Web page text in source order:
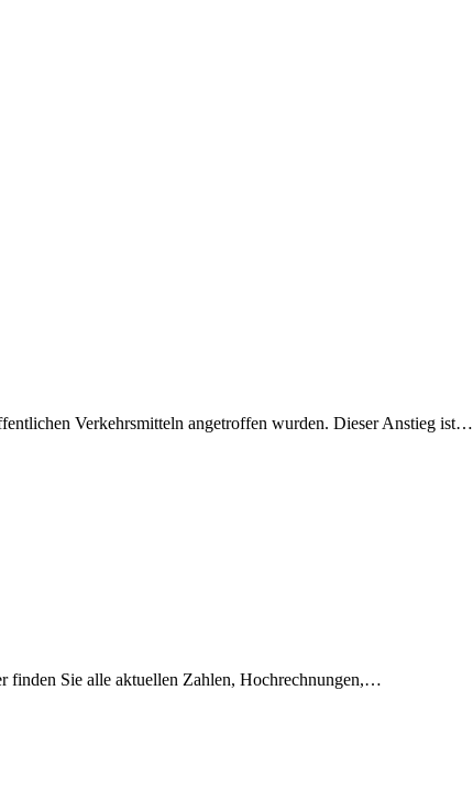
Verkehrsmitteln angetroffen wurden. Dieser Anstieg ist…
finden Sie alle aktuellen Zahlen, Hochrechnungen,…